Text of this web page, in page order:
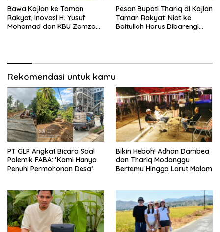
Bawa Kajian ke Taman
Rakyat, Inovasi H. Yusuf
Mohamad dan KBU Zamzam
Pesan Bupati Thariq di Kajian
Taman Rakyat: Niat ke
Baitullah Harus Dibarengi
Rekomendasi untuk kamu
PT GLP Angkat Bicara Soal
Polemik FABA: ‘Kami Hanya
Penuhi Permohonan Desa’
Bikin Heboh! Adhan Dambea
dan Thariq Modanggu
Bertemu Hingga Larut Malam